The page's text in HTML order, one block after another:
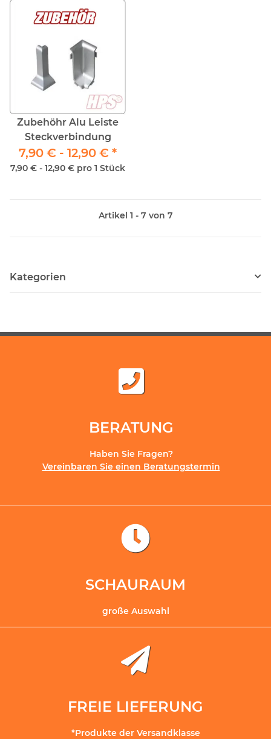
Zubehöhr Alu Leiste
Steckverbindung
7,90 € - 12,90 € *
7,90 € - 12,90 € pro 1 Stück
Artikel 1 - 7 von 7
Kategorien
BERATUNG
Haben Sie Fragen?
Vereinbaren Sie einen Beratungstermin
SCHAURAUM
große Auswahl
FREIE LIEFERUNG
*Produkte der Versandklasse